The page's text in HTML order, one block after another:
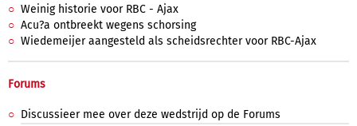
Weinig historie voor RBC - Ajax
Acu?a ontbreekt wegens schorsing
Wiedemeijer aangesteld als scheidsrechter voor RBC-Ajax
Forums
Discussieer mee over deze wedstrijd op de Forums